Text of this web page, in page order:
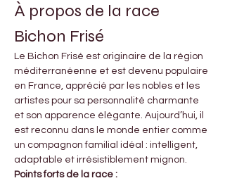
À propos de la race
Bichon Frisé
Le Bichon Frisé est originaire de la région
méditerranéenne et est devenu populaire
en France, apprécié par les nobles et les
artistes pour sa personnalité charmante
et son apparence élégante. Aujourd’hui, il
est reconnu dans le monde entier comme
un compagnon familial idéal : intelligent,
adaptable et irrésistiblement mignon.
Points forts de la race :